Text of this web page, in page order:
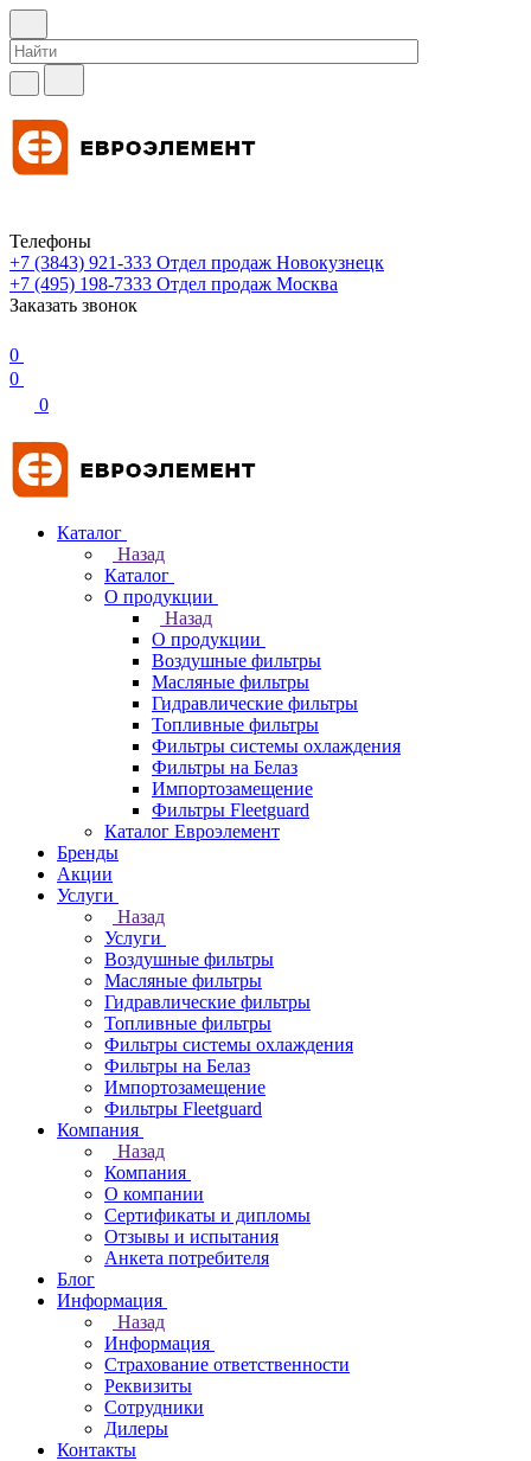
Телефоны
+7 (3843) 921-333 Отдел продаж Новокузнецк
+7 (495) 198-7333 Отдел продаж Москва
Заказать звонок
0
0
0
Каталог
Назад
Каталог
О продукции
Назад
О продукции
Воздушные фильтры
Масляные фильтры
Гидравлические фильтры
Топливные фильтры
Фильтры системы охлаждения
Фильтры на Белаз
Импортозамещение
Фильтры Fleetguard
Каталог Евроэлемент
Бренды
Акции
Услуги
Назад
Услуги
Воздушные фильтры
Масляные фильтры
Гидравлические фильтры
Топливные фильтры
Фильтры системы охлаждения
Фильтры на Белаз
Импортозамещение
Фильтры Fleetguard
Компания
Назад
Компания
О компании
Сертификаты и дипломы
Отзывы и испытания
Анкета потребителя
Блог
Информация
Назад
Информация
Страхование ответственности
Реквизиты
Сотрудники
Дилеры
Контакты